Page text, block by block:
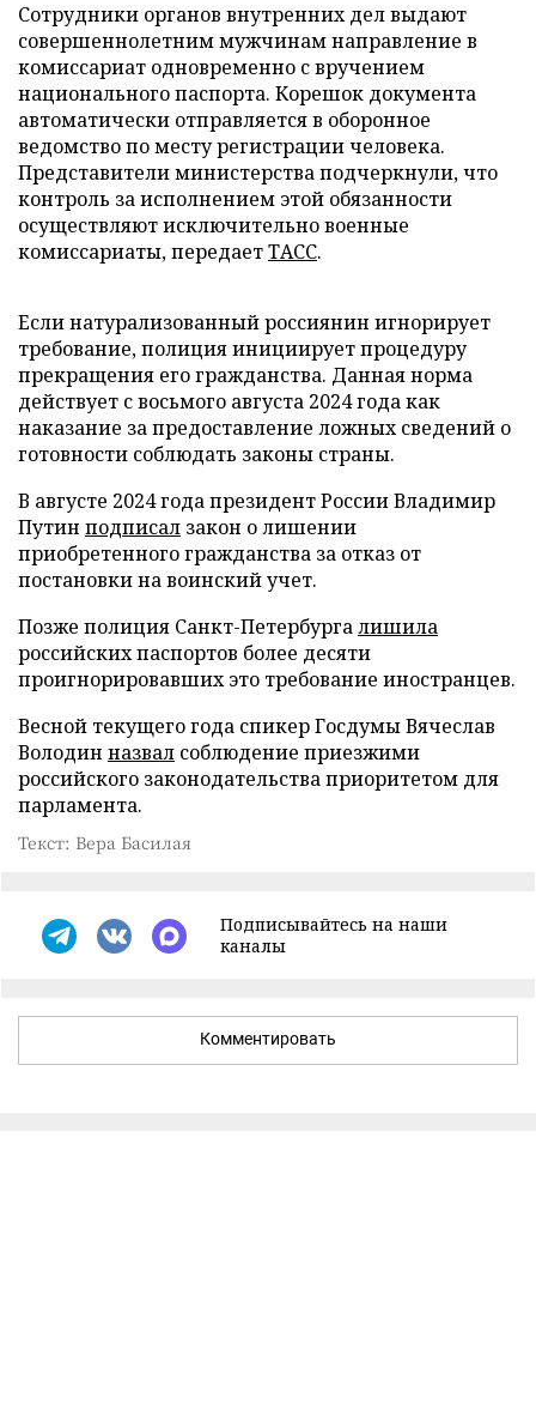
Сотрудники органов внутренних дел выдают
совершеннолетним мужчинам направление в
комиссариат одновременно с вручением
национального паспорта. Корешок документа
автоматически отправляется в оборонное
ведомство по месту регистрации человека.
Представители министерства подчеркнули, что
контроль за исполнением этой обязанности
осуществляют исключительно военные
комиссариаты, передаетТАСС.
Если натурализованный россиянин игнорирует
требование, полиция инициирует процедуру
прекращения его гражданства. Данная норма
действует с восьмого августа 2024 года как
наказание за предоставление ложных сведений о
готовности соблюдать законы страны.
В августе 2024 года президент России Владимир
Путин подписал закон о лишении
приобретенного гражданства за отказ от
постановки на воинский учет.
Позже полиция Санкт-Петербургалишила
российских паспортов более десяти
проигнорировавших это требование иностранцев.
Весной текущего года спикер Госдумы Вячеслав
Володин назвал соблюдение приезжими
российского законодательства приоритетом для
парламента.
Текст: Вера Басилая
Подписывайтесь на наши
каналы
Комментировать